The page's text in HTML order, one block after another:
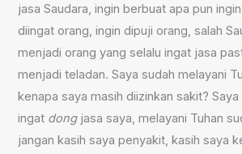
jasa Saudara, ingin berbuat apa pun
diingat orang, ingin dipuji orang, salah
menjadi orang yang selalu ingat jasa
menjadi teladan. Saya sudah melayani
kenapa saya masih diizinkan sakit?
ingat dongjasa saya, melayani Tuhan
jangan kasih saya penyakit, kasih saya